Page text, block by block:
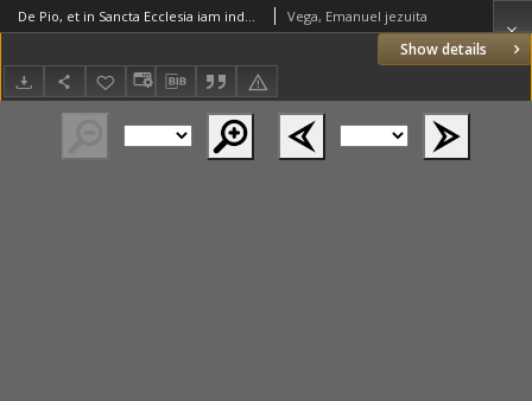
Show details
De Pio, et in Sancta Ecclesia iam inde ab Apostolis receptissimo Sacrarum Imaginum usu: deque sacrilegia novorum Iconoclastarum, in exterminandis illis, per summam Christi contumeliam, immanitate: Itemque de Sanctorum veneratione et invocatione theses, in Academia Vilnensi disputandae, adversus impium et famosum libellum, a Volano [Andrzej Wolan] quodam, recenti Iconomachorum Archiministro, editum. Propugnatore, Andrea Iurgevicio, S. Theologiae Candidato, et artium liberalium ac Philosophiae Magistro. Praesidae, R.P. Emanuele a Vega, in eadem Academia SS. Theologiae Professore ordinario. 1586. Vega, Emanuel jezuita